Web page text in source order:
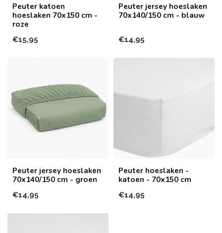
Peuter katoen
hoeslaken 70x150 cm -
roze
€15,95
Peuter jersey hoeslaken
70x140/150 cm - blauw
€14,95
Peuter jersey hoeslaken
70x140/150 cm - groen
€14,95
Peuter hoeslaken -
katoen - 70x150 cm
€14,95